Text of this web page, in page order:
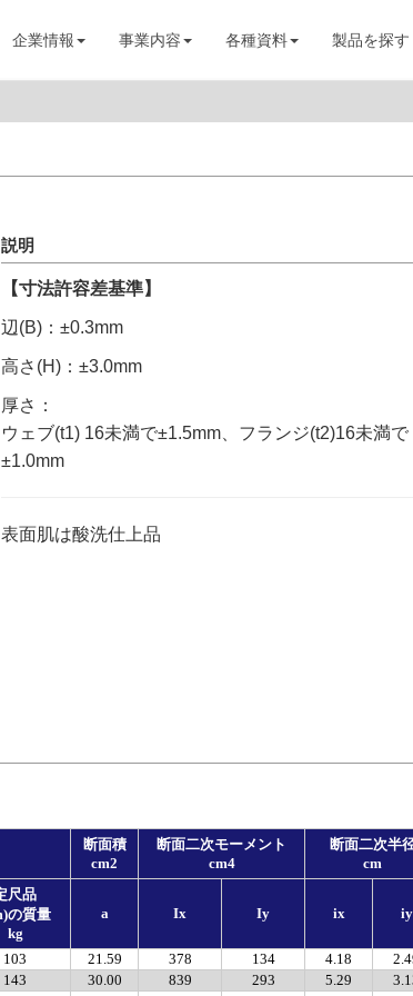
企業情報 事業内容 各種資料 製品を探す
説明
【寸法許容差基準】
辺(B)：±0.3mm
高さ(H)：±3.0mm
厚さ：
ウェブ(t1) 16未満で±1.5mm、フランジ(t2)16未満で
±1.0mm
表面肌は酸洗仕上品